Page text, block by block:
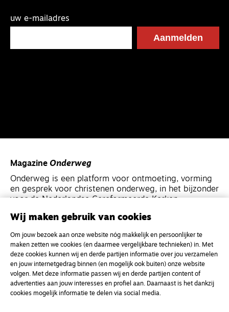
uw e-mailadres
Magazine Onderweg
Onderweg is een platform voor ontmoeting, vorming
en gesprek voor christenen onderweg, in het bijzonder
voor de Nederlandse Gereformeerde Kerken.
Kvk-nummer 33277063
NL46 INGB 0117 5827 86
info@onderwegonline.nl
Wij maken gebruik van cookies
Om jouw bezoek aan onze website nóg makkelijk en persoonlijker te
maken zetten we cookies (en daarmee vergelijkbare technieken) in. Met
deze cookies kunnen wij en derde partijen informatie over jou verzamelen
en jouw internetgedrag binnen (en mogelijk ook buiten) onze website
volgen. Met deze informatie passen wij en derde partijen content of
advertenties aan jouw interesses en profiel aan. Daarnaast is het dankzij
cookies mogelijk informatie te delen via social media.